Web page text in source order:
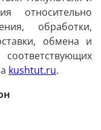
относительно
обработки,
обмена и
kushtut.ru.